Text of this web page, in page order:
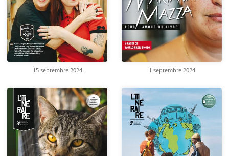
15 septembre 2024 1 septembre 2024